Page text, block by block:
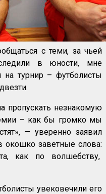
с теми, за чьей
в юности, мне
на турнир – футболисты
пропускать незнакомую
– как бы громко мы
— уверенно заявил
окошко заветные слова:
как по волшебству,
увековечили его